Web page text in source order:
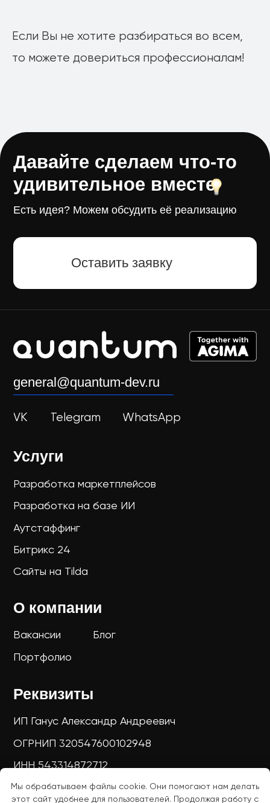
Мы обрабатываем файлы cookie. Они помогают нам делать
этот сайт удобнее для пользователей. Продолжая работу с
Если Вы не хотите разбираться во всем,
то можете довериться профессионалам!